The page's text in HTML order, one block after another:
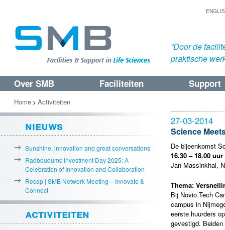
“Door de
praktische
Spring
naar
de
primaire
inhoud
Spring
naar
de
secundaire
inhoud
Over SMB Faciliteiten Support
27-03-2014
Science
De bijeenkomst
16.30 – 18.00 uur
Jan Massinkhal,
Thema:
Bij Novio Tech
campus in
eerste huurders
gevestigd.
Home > Activiteiten
nieuws
Sunshine, innovation and great conversations
Radboudumc Investment Day 2025: A
Celebration of Innovation and Collaboration
Recap | SMB Network Meeting – Innovate &
Connect
activiteiten